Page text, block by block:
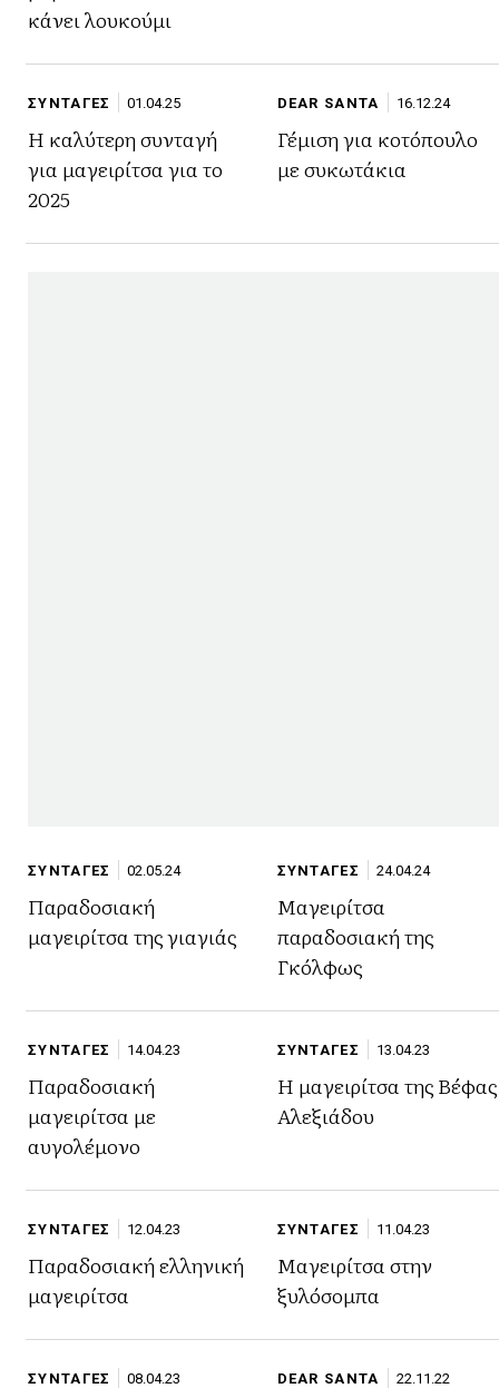
κάνει λουκούμι
ΣΥΝΤΑΓΕΣ 01.04.25
Η καλύτερη συνταγή
για μαγειρίτσα για το
2025
DEAR SANTA 16.12.24
Γέμιση για κοτόπουλο
με συκωτάκια
ΣΥΝΤΑΓΕΣ 02.05.24
Παραδοσιακή
μαγειρίτσα της γιαγιάς
ΣΥΝΤΑΓΕΣ 24.04.24
Μαγειρίτσα
παραδοσιακή της
Γκόλφως
ΣΥΝΤΑΓΕΣ 14.04.23
Παραδοσιακή
μαγειρίτσα με
αυγολέμονο
ΣΥΝΤΑΓΕΣ 13.04.23
Η μαγειρίτσα της Βέφας
Αλεξιάδου
ΣΥΝΤΑΓΕΣ 12.04.23
Παραδοσιακή ελληνική
μαγειρίτσα
ΣΥΝΤΑΓΕΣ 11.04.23
Μαγειρίτσα στην
ξυλόσομπα
ΣΥΝΤΑΓΕΣ 08.04.23 DEAR SANTA 22.11.22